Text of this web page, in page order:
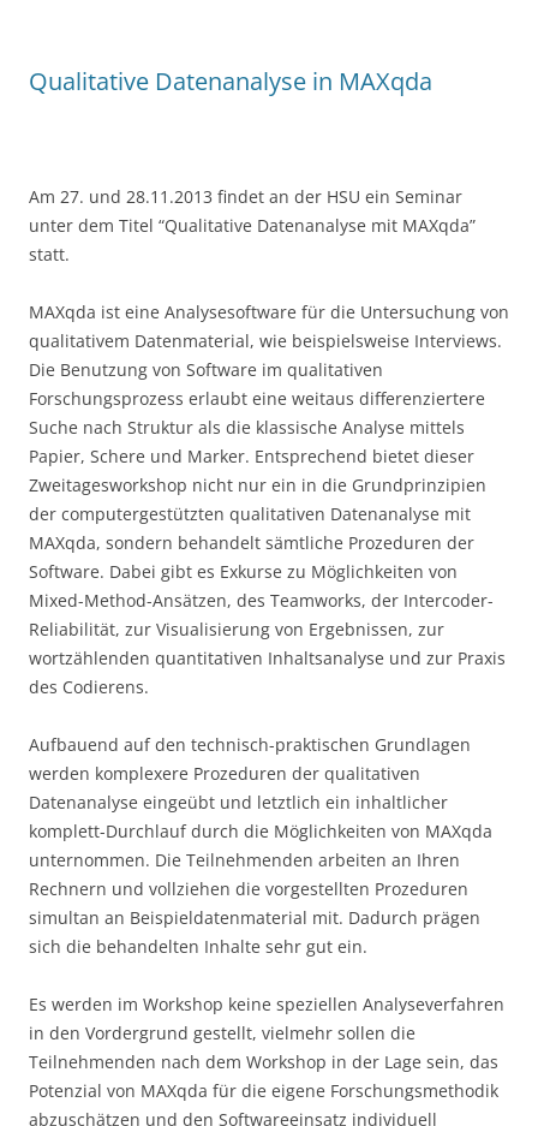
o
k
Qualitative Datenanalyse in MAXqda
Am 27. und 28.11.2013 findet an der HSU ein Seminar
unter dem Titel “Qualitative Datenanalyse mit MAXqda”
statt.
MAXqda ist eine Analysesoftware für die Untersuchung von
qualitativem Datenmaterial, wie beispielsweise Interviews.
Die Benutzung von Software im qualitativen
Forschungsprozess erlaubt eine weitaus differenziertere
Suche nach Struktur als die klassische Analyse mittels
Papier, Schere und Marker. Entsprechend bietet dieser
Zweitagesworkshop nicht nur ein in die Grundprinzipien
der computergestützten qualitativen Datenanalyse mit
MAXqda, sondern behandelt sämtliche Prozeduren der
Software. Dabei gibt es Exkurse zu Möglichkeiten von
Mixed-Method-Ansätzen, des Teamworks, der Intercoder-
Reliabilität, zur Visualisierung von Ergebnissen, zur
wortzählenden quantitativen Inhaltsanalyse und zur Praxis
des Codierens.
Aufbauend auf den technisch-praktischen Grundlagen
werden komplexere Prozeduren der qualitativen
Datenanalyse eingeübt und letztlich ein inhaltlicher
komplett-Durchlauf durch die Möglichkeiten von MAXqda
unternommen. Die Teilnehmenden arbeiten an Ihren
Rechnern und vollziehen die vorgestellten Prozeduren
simultan an Beispieldatenmaterial mit. Dadurch prägen
sich die behandelten Inhalte sehr gut ein.
Es werden im Workshop keine speziellen Analyseverfahren
in den Vordergrund gestellt, vielmehr sollen die
Teilnehmenden nach dem Workshop in der Lage sein, das
Potenzial von MAXqda für die eigene Forschungsmethodik
abzuschätzen und den Softwareeinsatz individuell